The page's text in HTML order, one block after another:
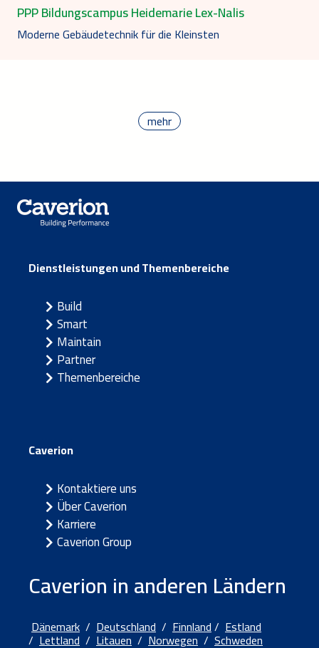
PPP Bildungscampus Heidemarie Lex-Nalis
Moderne Gebäudetechnik für die Kleinsten
mehr
Dienstleistungen und Themenbereiche
Build
Smart
Maintain
Partner
Themenbereiche
Caverion
Kontaktiere uns
Über Caverion
Karriere
Caverion Group
Caverion in anderen Ländern
Dänemark / Deutschland / Finnland/ Estland
/ Lettland / Litauen / Norwegen / Schweden